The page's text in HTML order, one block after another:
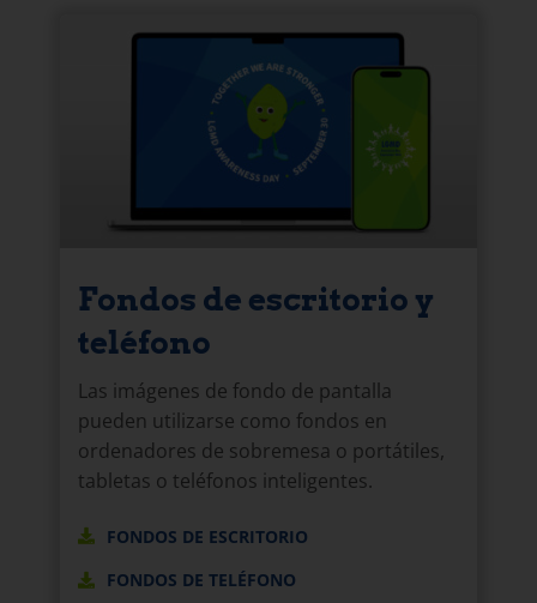
Fondos de escritorio y
teléfono
Las imágenes de fondo de pantalla
pueden utilizarse como fondos en
ordenadores de sobremesa o portátiles,
tabletas o teléfonos inteligentes.
FONDOS DE ESCRITORIO
FONDOS DE TELÉFONO